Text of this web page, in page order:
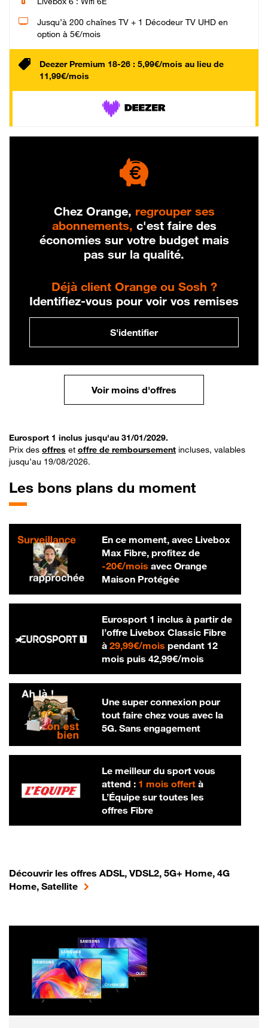
Jusqu’à 200 chaînes TV + 1 Décodeur TV UHD en
option à 5€/mois
Deezer Premium 18-26 : 5,99€/mois au lieu de
11,99€/mois
Chez Orange, regrouper ses
abonnements, c'est faire des
économies sur votre budget mais
pas sur la qualité.
Déjà client Orange ou Sosh ?
Identifiez-vous pour voir vos remises
S'identifier
Voir moins d'offres
Eurosport 1 inclus jusqu'au 31/01/2029.
Prix des offres et offre de remboursement incluses, valables
jusqu’au 19/08/2026.
Les bons plans du moment
En ce moment, avec Livebox
Max Fibre, profitez de
-20€/mois20 € par mois
avec Orange
Maison Protégée
Eurosport 1 inclus à partir de
l’offre Livebox Classic Fibre
à 29,99€/mois29,99 € par mois
pendant 12
mois puis 42,99€/mois42,99 € par
Une super connexion pour
tout faire chez vous avec la
5G. Sans engagement
Le meilleur du sport vous
attend : 1 mois offertà
L’Équipe sur toutes les
offres Fibre
Découvrir les offres ADSL, VDSL2, 5G+ Home, 4G
Home, Satellite